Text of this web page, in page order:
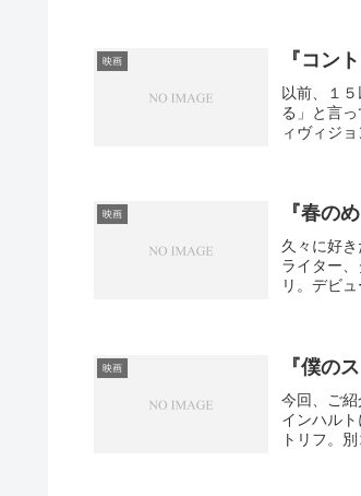
映画 『コン
以前、１
る」と言
ィヴィジ
映画 『春の
久々に好
ライター
リ。デビ
映画 『僕の
今回、ご
インハル
トリフ。